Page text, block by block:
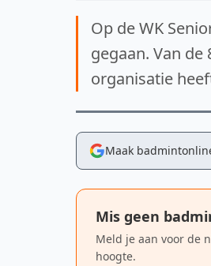
Op de WK
gegaan. Van
organisatie
Maak
Mis geen
Meld je aan voor de
hoogte.